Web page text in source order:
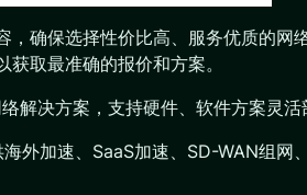
确保选择性价比高、服务优质的
取最准确的报价和方案。
解决方案，支持硬件、软件方案灵活
外加速、SaaS加速、SD-WAN组